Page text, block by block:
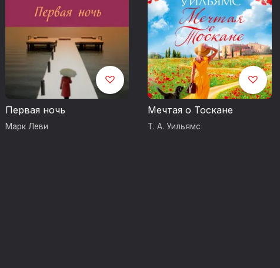
Первая ночь
Марк Леви
Мечтая о Тоскане
Т. А. Уильямс